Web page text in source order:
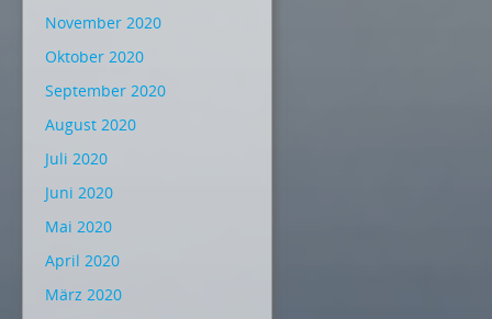
November 2020
Oktober 2020
September 2020
August 2020
Juli 2020
Juni 2020
Mai 2020
April 2020
März 2020